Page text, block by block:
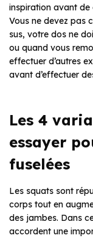
inspiration avant de
Vous ne devez pas
sus, votre dos ne
ou quand vous
effectuer d’autres
avant d’effectuer
Les 4
essayer
fuselées
Les squats sont
corps tout en
des jambes. Dans
accordent une